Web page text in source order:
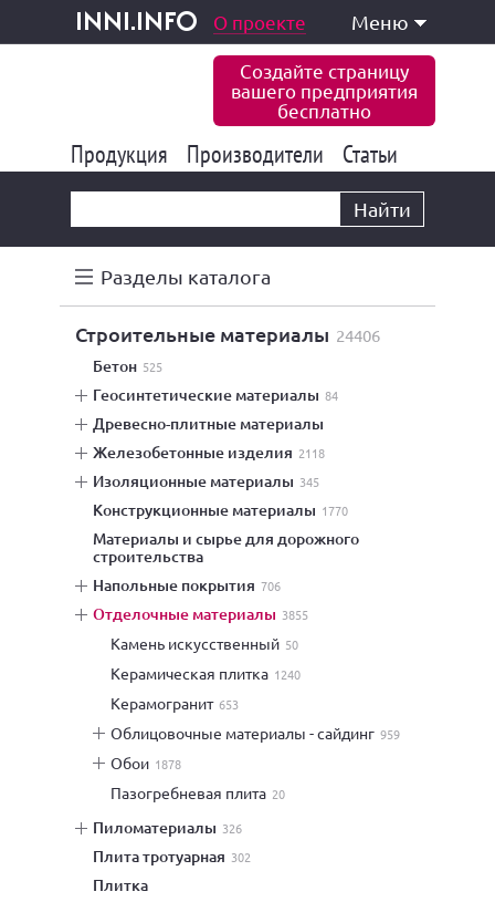
inni.info
и услуги О проекте Меню
Создайте страницу
вашего предприятия
бесплатно
Продукция 177 822
Производители 6 765
Статьи
Найти
Разделы каталога
строительные материалы 24406
бетон 525
геосинтетические материалы 84
древесно-плитные материалы
железобетонные изделия 2118
изоляционные материалы 345
конструкционные материалы 1770
материалы и сырье для дорожного
строительства
напольные покрытия 706
отделочные материалы 3855
камень искусственный 50
керамическая плитка 1240
керамогранит 653
облицовочные материалы - сайдинг 959
обои 1878
пазогребневая плита 20
пиломатериалы 326
плита тротуарная 302
плитка